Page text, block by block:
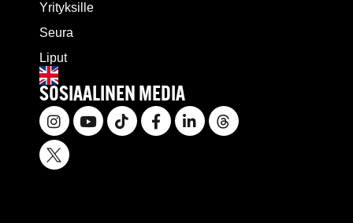
Yrityksille
Seura
Liput
SOSIAALINEN MEDIA